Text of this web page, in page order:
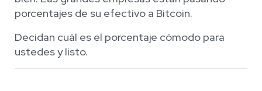
porcentajes de su efectivo a Bitcoin.
Decidan cuál es el porcentaje cómodo para
ustedes y listo.